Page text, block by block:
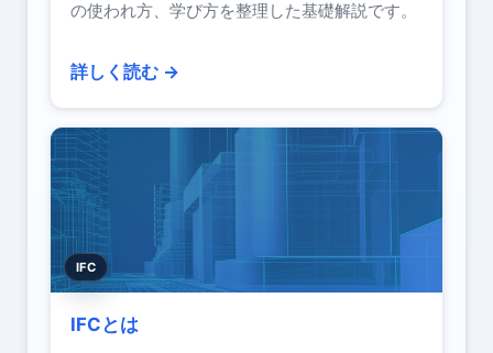
の使われ方、学び方を整理した基礎解説です。
詳しく読む →
IFC
IFCとは